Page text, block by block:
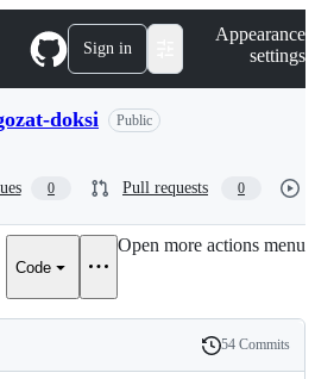
Sign in
Appearance
settings
doksi Public
0 Pull requests 0
Code
Open more actions menu
History
54 Commits